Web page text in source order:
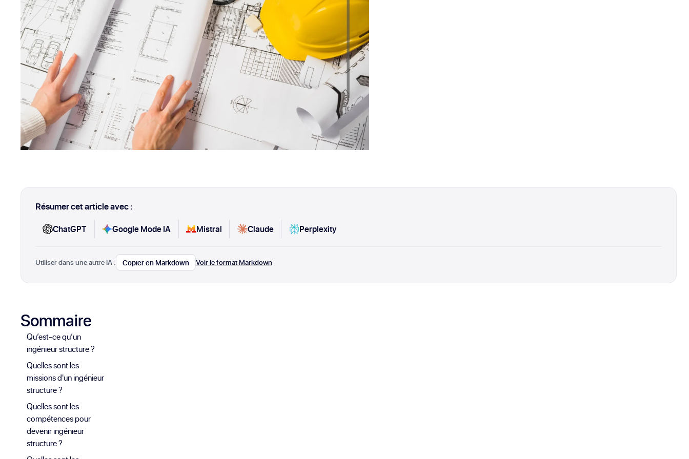
Résumer cet article avec :
ChatGPT Google Mode IA Mistral Claude Perplexity
Utiliser dans une autre IA : Copier en Markdown Voir le format Markdown
Sommaire
Qu’est-ce qu’un
ingénieur structure ?
Quelles sont les
missions d'un ingénieur
structure ?
Quelles sont les
compétences pour
devenir ingénieur
structure ?